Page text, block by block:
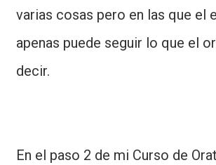
varias cosas pero en las que el
apenas puede seguir lo que el
decir.
En el paso 2 de mi Curso de